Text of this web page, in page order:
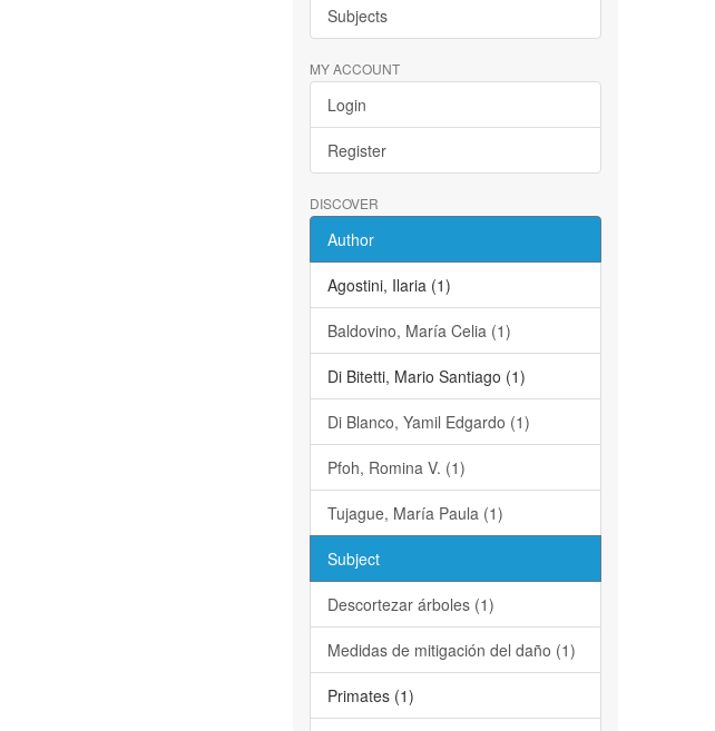
Subjects
MY ACCOUNT
Login
Register
DISCOVER
Author
Agostini, Ilaria (1)
Baldovino, María Celia (1)
Di Bitetti, Mario Santiago (1)
Di Blanco, Yamil Edgardo (1)
Pfoh, Romina V. (1)
Tujague, María Paula (1)
Subject
Descortezar árboles (1)
Medidas de mitigación del daño (1)
Primates (1)